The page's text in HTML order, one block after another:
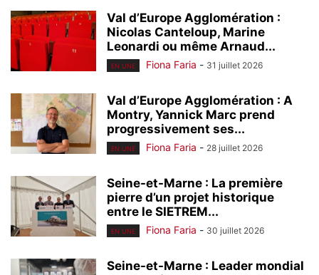
Val d’Europe Agglomération :
Nicolas Canteloup, Marine
Leonardi ou même Arnaud...
EN UNE Fiona Faria - 31 juillet 2026
Val d’Europe Agglomération : A
Montry, Yannick Marc prend
progressivement ses...
EN UNE Fiona Faria - 28 juillet 2026
Seine-et-Marne : La première
pierre d’un projet historique
entre le SIETREM...
EN UNE Fiona Faria - 30 juillet 2026
Seine-et-Marne : Leader mondial